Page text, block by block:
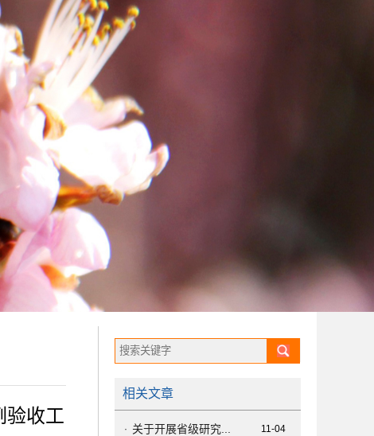
验收工
相关文章
· 关于开展省级研究...
11-04